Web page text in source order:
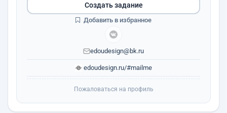
edoudesign@bk.ru
edoudesign.ru/#mailme
Создать задание
Добавить в избранное
Пожаловаться на профиль